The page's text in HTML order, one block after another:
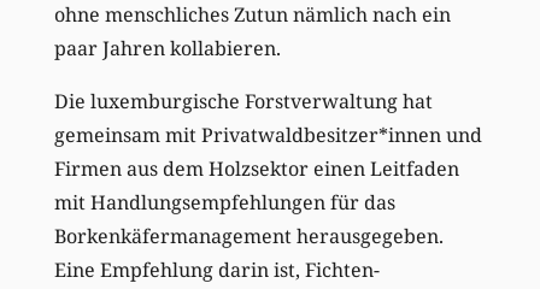
ohne menschliches Zutun nämlich nach ein
paar Jahren kollabieren.
Die luxemburgische Forstverwaltung hat
gemeinsam mit Privatwaldbesitzer*innen und
Firmen aus dem Holzsektor einen Leitfaden
mit Handlungsempfehlungen für das
Borkenkäfermanagement herausgegeben.
Eine Empfehlung darin ist, Fichten-